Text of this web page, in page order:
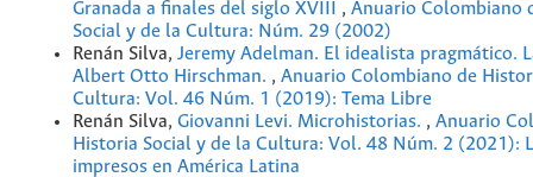
Granada a finales del siglo XVIII , Anuario Colombiano
Social y de la Cultura: Núm. 29 (2002)
Renán Silva, Jeremy Adelman. El idealista pragmático.
Albert Otto Hirschman. , Anuario Colombiano de
Cultura: Vol. 46 Núm. 1 (2019): Tema Libre
Renán Silva, Giovanni Levi. Microhistorias. , Anuario
Historia Social y de la Cultura: Vol. 48 Núm. 2 (2021):
impresos en América Latina